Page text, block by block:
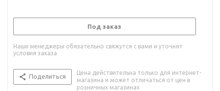
Под заказ
Наши менеджеры обязательно свяжутся с вами и уточнят
условия заказа
Поделиться
Цена действительна только для интернет-
магазина и может отличаться от цен в
розничных магазинах